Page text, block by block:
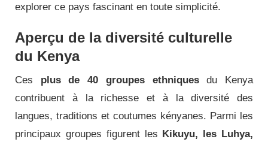
explorer ce pays fascinant en toute simplicité.
Aperçu de la diversité culturelle
du Kenya
Ces plus de 40 groupes ethniquesdu Kenya
contribuent à la richesse et à la diversité des
langues, traditions et coutumes kényanes. Parmi les
principaux groupes figurent les Kikuyu, les Luhya,